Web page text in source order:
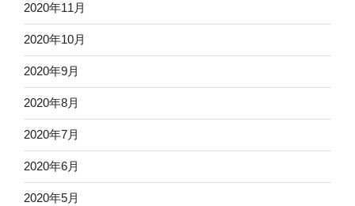
2020年11月
2020年10月
2020年9月
2020年8月
2020年7月
2020年6月
2020年5月